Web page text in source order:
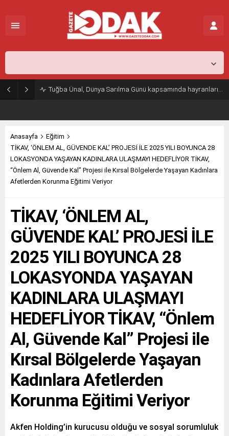
Tuğba Ünal, Dünya Sarılma Günü kapsamında hayranlarıyla buluştu
Anasayfa
Eğitim
TİKAV, ‘ÖNLEM AL, GÜVENDE KAL’ PROJESİ İLE 2025 YILI BOYUNCA 28
LOKASYONDA YAŞAYAN KADINLARA ULAŞMAYI HEDEFLİYOR TİKAV,
“Önlem Al, Güvende Kal” Projesi ile Kırsal Bölgelerde Yaşayan Kadınlara
Afetlerden Korunma Eğitimi Veriyor
TİKAV, ‘ÖNLEM AL,
GÜVENDE KAL’ PROJESİ İLE
2025 YILI BOYUNCA 28
LOKASYONDA YAŞAYAN
KADINLARA ULAŞMAYI
HEDEFLİYOR TİKAV, “Önlem
Al, Güvende Kal” Projesi ile
Kırsal Bölgelerde Yaşayan
Kadınlara Afetlerden
Korunma Eğitimi Veriyor
Akfen Holding’in kurucusu olduğu ve sosyal sorumluluk